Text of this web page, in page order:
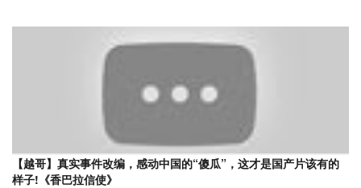
【越哥】真实事件改编，感动中国的“傻瓜”，这才是国产片该有的
样子!《香巴拉信使》